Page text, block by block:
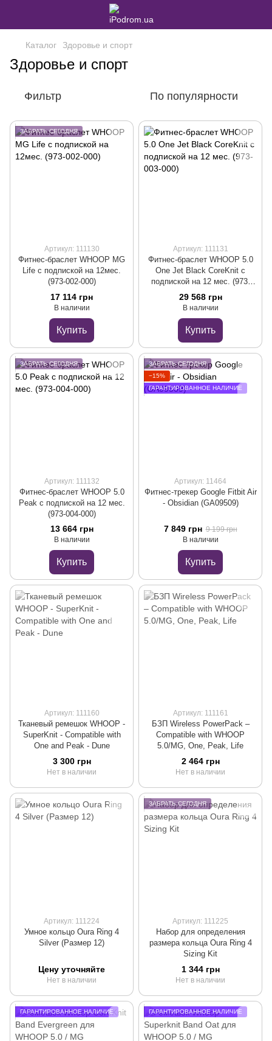
Каталог Здоровье и спорт
Здоровье и спорт
Фильтр По популярности
ЗАБРАТЬ СЕГОДНЯ
Артикул: 111130
Фитнес-браслет WHOOP MG
Life с подпиской на 12мес.
(973-002-000)
17 114 грн
В наличии
Купить
Артикул: 111131
Фитнес-браслет WHOOP 5.0
One Jet Black CoreKnit с
подпиской на 12 мес. (973-
003-000)
29 568 грн
В наличии
Купить
ЗАБРАТЬ СЕГОДНЯ
Артикул: 111132
Фитнес-браслет WHOOP 5.0
Peak с подпиской на 12 мес.
(973-004-000)
13 664 грн
В наличии
Купить
ЗАБРАТЬ СЕГОДНЯ
−15%
ГАРАНТИРОВАННОЕ НАЛИЧИЕ
Артикул: 11464
Фитнес-трекер Google Fitbit Air
- Obsidian (GA09509)
7 849 грн 9 199 грн
В наличии
Купить
Артикул: 111160
Тканевый ремешок WHOOP -
SuperKnit - Compatible with
One and Peak - Dune
3 300 грн
Нет в наличии
Артикул: 111161
БЗП Wireless PowerPack –
Compatible with WHOOP
5.0/MG, One, Peak, Life
2 464 грн
Нет в наличии
Артикул: 111224
Умное кольцо Oura Ring 4
Silver (Размер 12)
Цену уточняйте
Нет в наличии
ЗАБРАТЬ СЕГОДНЯ
Артикул: 111225
Набор для определения
размера кольца Oura Ring 4
Sizing Kit
1 344 грн
Нет в наличии
ГАРАНТИРОВАННОЕ НАЛИЧИЕ ГАРАНТИРОВАННОЕ НАЛИЧИЕ